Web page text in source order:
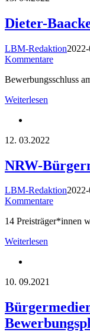
Dieter-
LBM-Redaktion
Kommentare
Bewerbungsschluss
Weiterlesen
12. 03.2022
NRW-
LBM-Redaktion
Kommentare
14 Preisträger*innen
Weiterlesen
10. 09.2021